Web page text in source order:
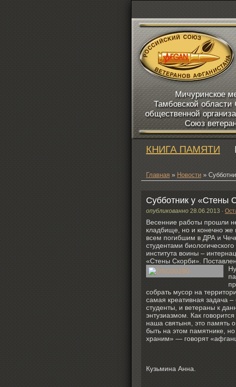
Мичуринское
Тамбовской
общественной
Союз
КНИГА ПАМЯТИ
Главная » Новости »
Субботник у «Стены
опубликованно 28.06.2013 ·
Весенние работы прошли
кладбище, но и конечно
всем погибшим в ДРА и
студентами
института воины –
«Стены Скорби».
собрать мусор на
самая креативная задача
студенты, и ветераны к
энтузиазмом. Как
наша святыня, это память
быть на этом памятнике,
храним» — говорят
Кузьмина Анна.